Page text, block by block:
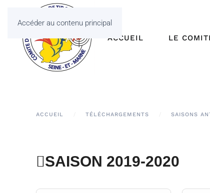
Accéder au contenu principal
ACCUEIL
LE
ACCUEIL TÉLÉCHARGEMENTS SAISONS
SAISON 2019-2020